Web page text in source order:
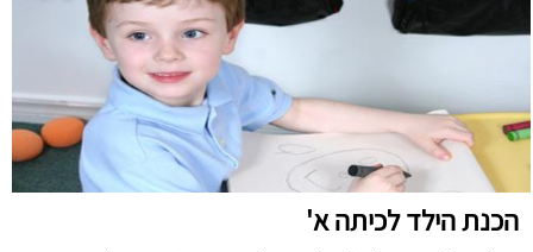
הכנת הילד לכיתה א'